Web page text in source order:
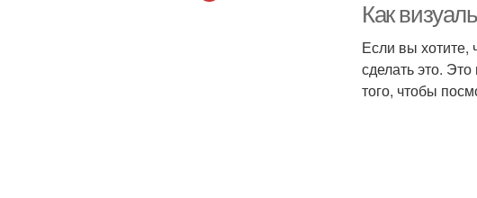
Как
Если вы хотите,
сделать это.
того, чтобы